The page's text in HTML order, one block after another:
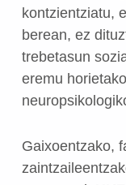
kontzientziatu,
berean, ez
trebetasun
eremu
Gaixoentzako,